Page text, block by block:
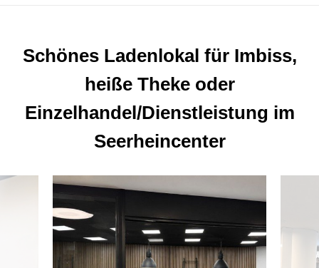
Schönes Ladenlokal für Imbiss,
heiße Theke oder
Einzelhandel/Dienstleistung im
Seerheincenter